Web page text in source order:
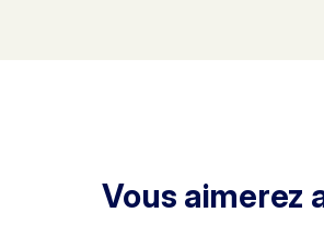
Vous aimerez